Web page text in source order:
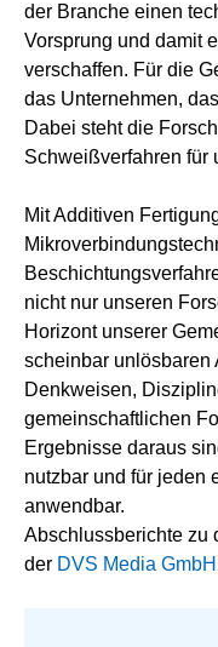
der Branche einen
Vorsprung und damit
verschaffen. Für die
das Unternehmen,
Dabei steht die
Schweißverfahren für
Mit Additiven
nicht nur unseren
Horizont unserer
scheinbar unlösbaren
Denkweisen,
gemeinschaftlichen
Ergebnisse daraus
nutzbar und für jeden
anwendbar.
Abschlussberichte zu
der DVS Media GmbH